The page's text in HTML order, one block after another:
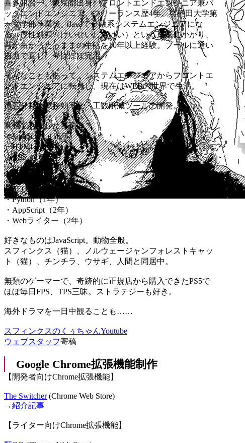
喜多川賢一。東京都出身。フロントエンドエンジニア兼バ
ックエンドエンジニア。フリーランス歴4年。早稲田大学第
一文学部卒業後、Javaで金融系システムエンジニアにな
る。痙性斜頸（けいせいしゃけい）という奇病にかかり、
首が曲がったっままの生活を10年以上経験。プールに通い
自力で直し、今はほぼ完治。
そんなこともあって、システムエンジニアからフロントエ
ンドエンジニアに転身し、現在はWEBの世界で生活。
得意分野は業務効率化・工数削減ツールの開発。
業務で利用した言語は
・JavaScript（16年）
・HTML（16年）
・CSS（16年）
・PHP（6年程度）
・Java（3年程度）
・SEOマーケター（3年）
・Python（1年）
・AppScript（2年）
・Webライター（2年）
好きなものはJavaScript。動物全般。
スフィンクス（猫）、ノルウェージャンフォレストキャッ
ト（猫）、チンチラ、ウサギ、人間と同居中。
無類のゲーマーで、奇跡的に正規店から購入できたPS5で
ほぼ毎日FPS、TPS三昧。ストラテジーも好き。
海外ドラマを一日中観ることも……
スフィンクスのくぅちゃんYoutube
ウェブスタッフ寄稿
Google Chrome拡張機能制作
【開発者向けChrome拡張機能】
The Switcher(Chrome Web Store)
→紹介記事
【ライター向けChrome拡張機能】